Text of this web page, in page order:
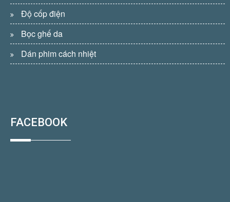
Độ cốp điện
Bọc ghế da
Dán phim cách nhiệt
FACEBOOK